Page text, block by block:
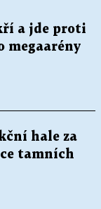
a jde proti
megaarény
hale za
tamních